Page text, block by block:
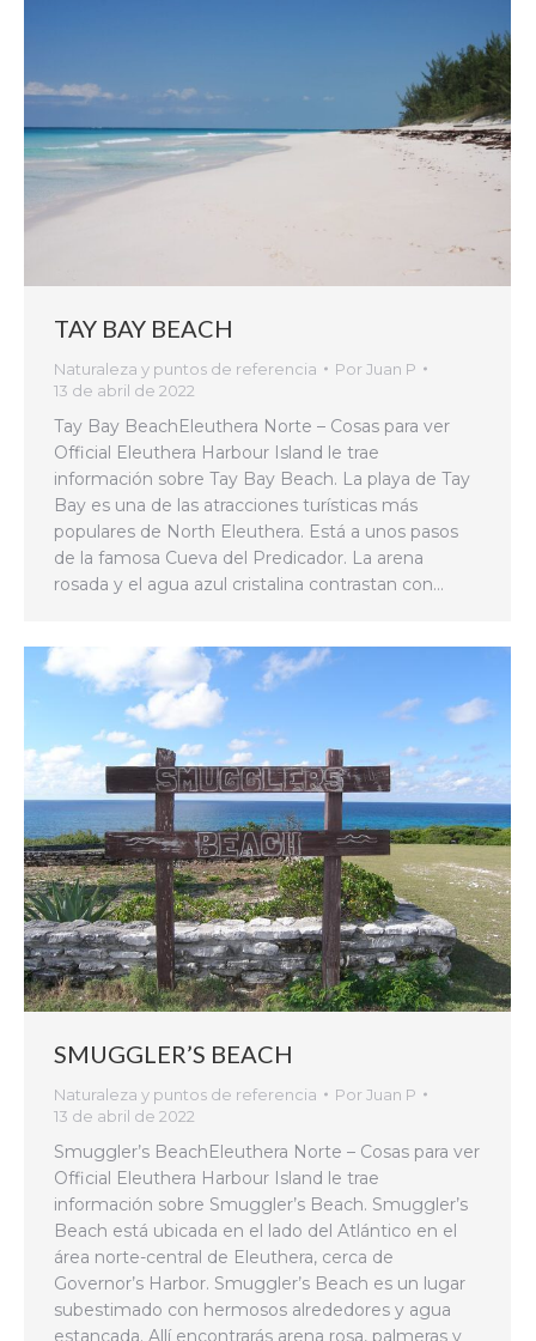
TAY BAY BEACH
Naturaleza y puntos de referencia PorJuan P
13 de abril de 2022
Tay Bay BeachEleuthera Norte – Cosas para ver
Official Eleuthera Harbour Island le trae
información sobre Tay Bay Beach. La playa de Tay
Bay es una de las atracciones turísticas más
populares de North Eleuthera. Está a unos pasos
de la famosa Cueva del Predicador. La arena
rosada y el agua azul cristalina contrastan con…
SMUGGLER’S BEACH
Naturaleza y puntos de referencia PorJuan P
13 de abril de 2022
Smuggler’s BeachEleuthera Norte – Cosas para ver
Official Eleuthera Harbour Island le trae
información sobre Smuggler’s Beach. Smuggler’s
Beach está ubicada en el lado del Atlántico en el
área norte-central de Eleuthera, cerca de
Governor’s Harbor. Smuggler’s Beach es un lugar
subestimado con hermosos alrededores y agua
estancada. Allí encontrarás arena rosa, palmeras y